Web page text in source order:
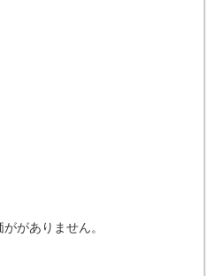
がありません。